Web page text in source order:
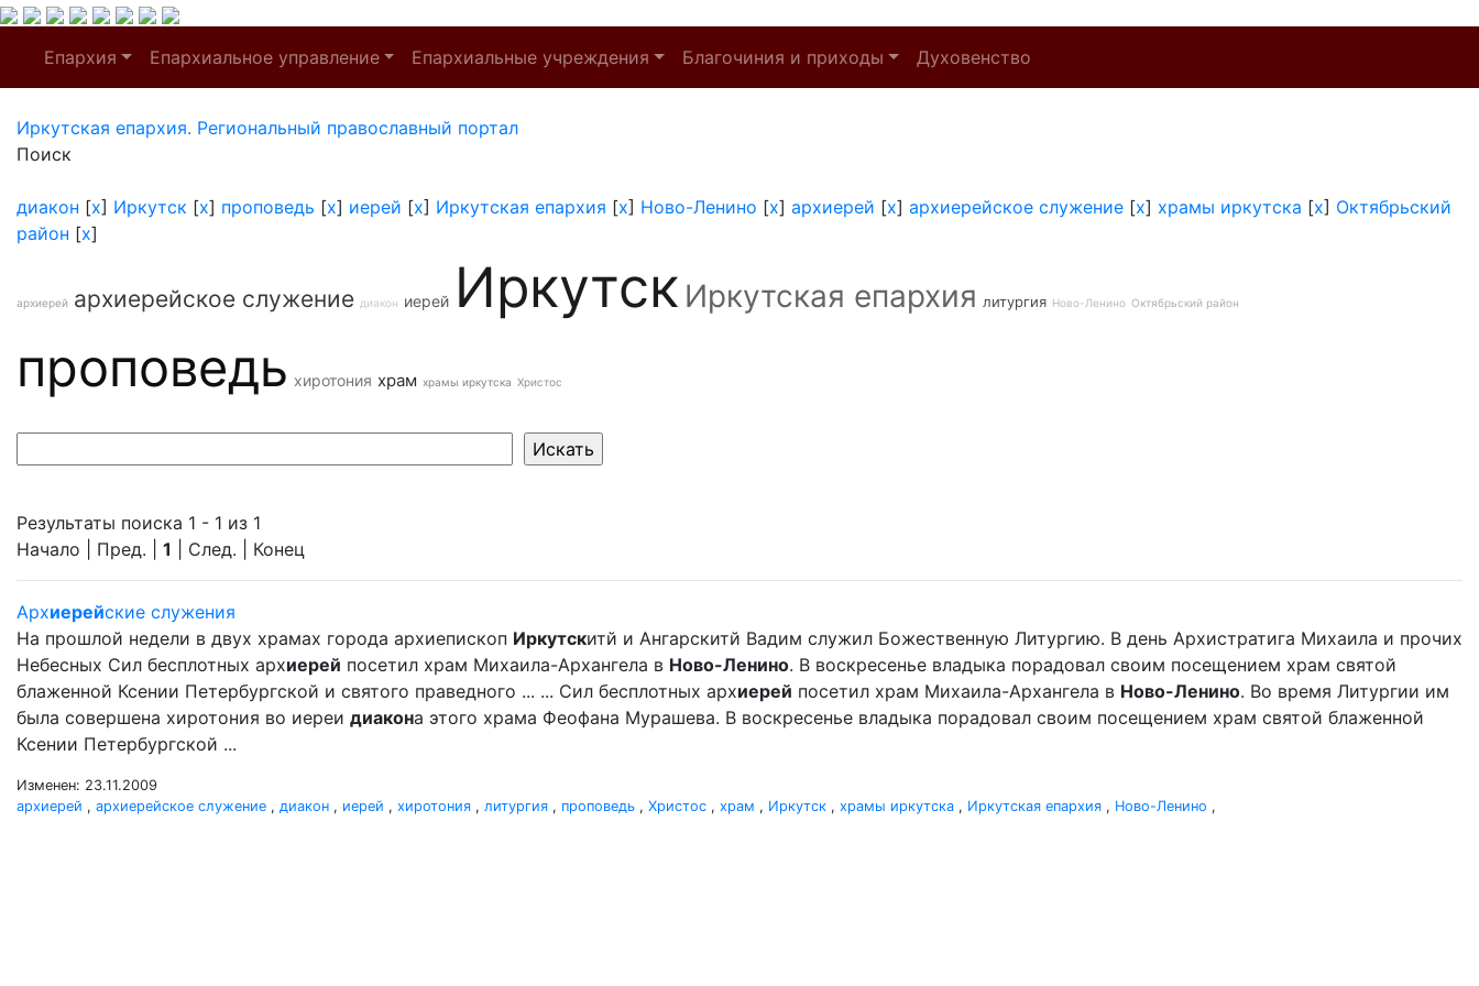
Епархия Епархиальное управление Епархиальные учреждения Благочиния и приходы Духовенство
Иркутская епархия. Региональный православный портал
Поиск
диакон [x] Иркутск [x] проповедь [x] иерей [x] Иркутская епархия [x] Ново-Ленино [x] архиерей [x] архиерейское служение [x] храмы иркутска [x] Октябрьский
район [x]
архиерей архиерейское служение диакон иерей Иркутск Иркутская епархия литургия Ново-Ленино Октябрьский район
проповедь хиротония храм храмы иркутска Христос
Результаты поиска 1 - 1 из 1
Начало | Пред. | 1 | След. | Конец
Архиерейские служения
На прошлой недели в двух храмах города архиепископ Иркутскитй и Ангарскитй Вадим служил Божественную Литургию. В день Архистратига Михаила и прочих
Небесных Сил бесплотных архиерей посетил храм Михаила-Архангела в Ново-Ленино. В воскресенье владыка порадовал своим посещением храм святой
блаженной Ксении Петербургской и святого праведного ... ... Сил бесплотных архиерей посетил храм Михаила-Архангела в Ново-Ленино. Во время Литургии им
была совершена хиротония во иереи диакона этого храма Феофана Мурашева. В воскресенье владыка порадовал своим посещением храм святой блаженной
Ксении Петербургской ...
Изменен: 23.11.2009
архиерей , архиерейское служение , диакон , иерей , хиротония , литургия , проповедь , Христос , храм , Иркутск , храмы иркутска , Иркутская епархия , Ново-Ленино ,